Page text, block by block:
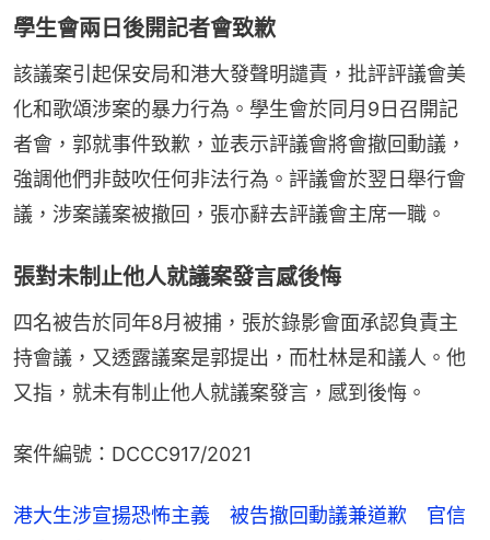
學生會兩日後開記者會致歉
該議案引起保安局和港大發聲明譴責，批評評議會美
化和歌頌涉案的暴力行為。學生會於同月9日召開記
者會，郭就事件致歉，並表示評議會將會撤回動議，
強調他們非鼓吹任何非法行為。評議會於翌日舉行會
議，涉案議案被撤回，張亦辭去評議會主席一職。
張對未制止他人就議案發言感後悔
四名被告於同年8月被捕，張於錄影會面承認負責主
持會議，又透露議案是郭提出，而杜林是和議人。他
又指，就未有制止他人就議案發言，感到後悔。
案件編號：DCCC917/2021
港大生涉宣揚恐怖主義 被告撤回動議兼道歉 官信